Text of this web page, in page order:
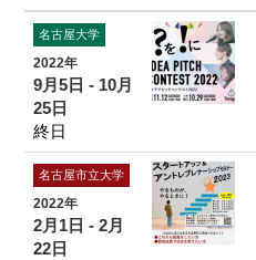
名古屋大学
2022年
9月5日 - 10月
25日
終日
名古屋市立大学
2022年
2月1日 - 2月
22日